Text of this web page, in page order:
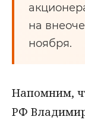
на
ноября.
Напомним,
РФ